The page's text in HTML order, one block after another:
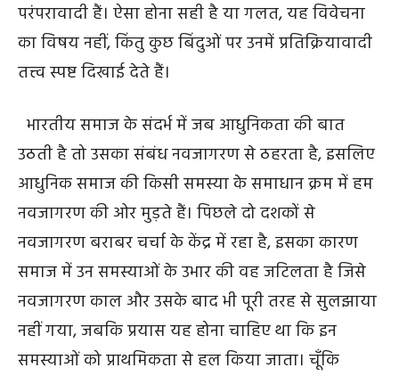
परंपरावादी हैं। ऐसा होना सही है या गलत, यह विवेचना
का विषय नहीं, किंतु कुछ बिंदुओं पर उनमें प्रतिक्रियावादी
तत्त्व स्पष्ट दिखाई देते हैं।
भारतीय समाज के संदर्भ में जब आधुनिकता की बात
उठती है तो उसका संबंध नवजागरण से ठहरता है, इसलिए
आधुनिक समाज की किसी समस्या के समाधान क्रम में हम
नवजागरण की ओर मुड़ते हैं। पिछले दो दशकों से
नवजागरण बराबर चर्चा के केंद्र में रहा है, इसका कारण
समाज में उन समस्याओं के उभार की वह जटिलता है जिसे
नवजागरण काल और उसके बाद भी पूरी तरह से सुलझाया
नहीं गया, जबकि प्रयास यह होना चाहिए था कि इन
समस्याओं को प्राथमिकता से हल किया जाता। चूँकि